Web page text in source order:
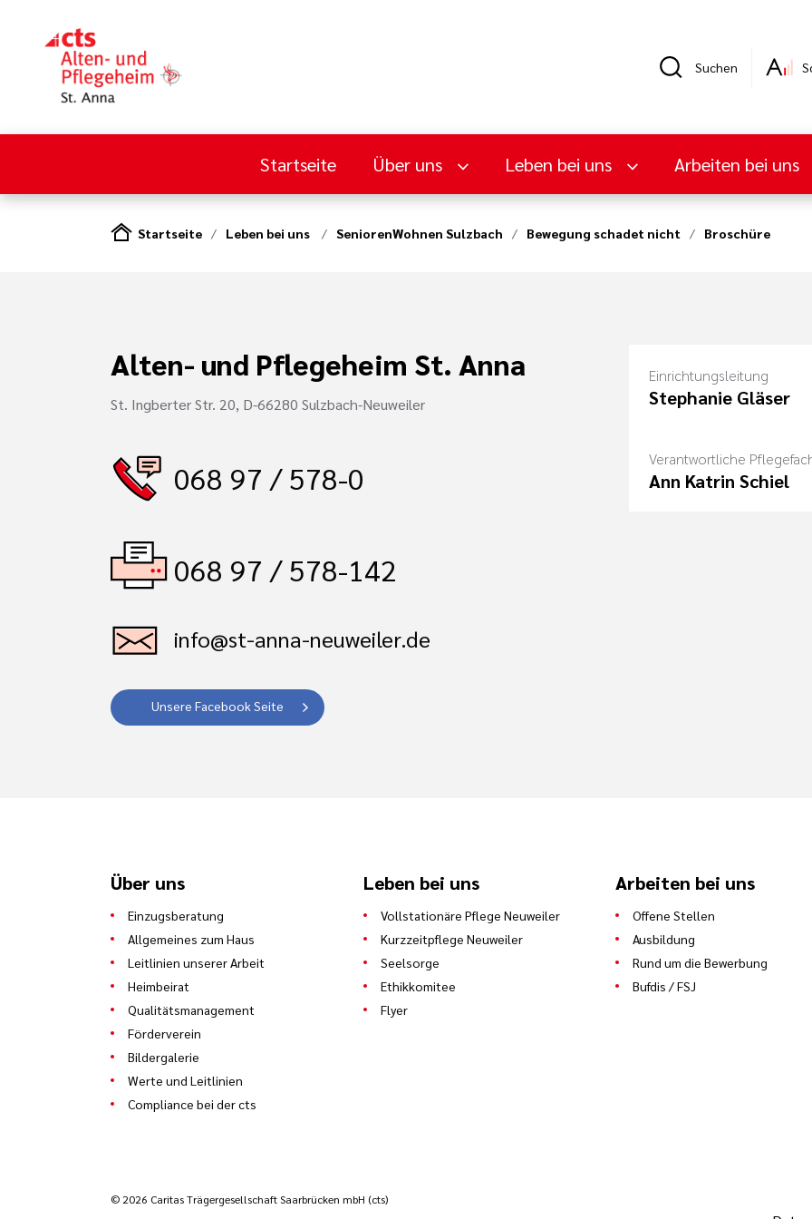
Suchen
Startseite Über uns Leben bei uns Arbeiten bei uns
Startseite Leben bei uns SeniorenWohnen Sulzbach Bewegung schadet nicht Broschüre
Alten- und Pflegeheim St. Anna
St. Ingberter Str. 20, D-66280 Sulzbach-Neuweiler
068 97 / 578-0
068 97 / 578-142
info@st-anna-neuweiler.de
Unsere Facebook Seite
Einrichtungsleitung
Stephanie Gläser
Verantwortliche
Ann Katrin Schiel
Über uns
Einzugsberatung
Allgemeines zum Haus
Leitlinien unserer Arbeit
Heimbeirat
Qualitätsmanagement
Förderverein
Bildergalerie
Werte und Leitlinien
Compliance bei der cts
Leben bei uns
Vollstationäre Pflege Neuweiler
Kurzzeitpflege Neuweiler
Seelsorge
Ethikkomitee
Flyer
Arbeiten bei uns
Offene Stellen
Ausbildung
Rund um die Bewerbung
Bufdis / FSJ
© 2026 Caritas Trägergesellschaft Saarbrücken mbH (cts)